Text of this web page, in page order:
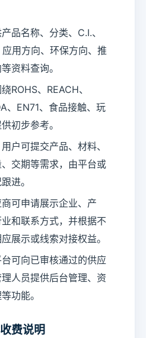
品名称、分类、C.I.、
用方向、环保方向、推
资料查询。
ROHS、REACH、
、EN71、食品接触、玩
初步参考。
户可提交产品、材料、
交期等需求，由平台或
进。
可申请展示企业、产
和联系方式，并根据不
展示或线索对接权益。
可向已审核通过的供应
人员提供后台管理、资
功能。
费说明